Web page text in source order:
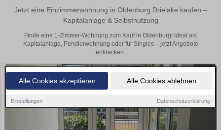
Alle Cookies akzeptieren Alle Cookies ablehnen
Einstellungen Datenschutzerklärung
Jetzt eine Einzimmerwohnung in Oldenburg Drielake kaufen –
Kapitalanlage & Selbstnutzung
Finde eine 1-Zimmer-Wohnung zum Kauf in Oldenburg! Ideal als
Kapitalanlage, Pendlerwohnung oder für Singles – jetzt Angebote
entdecken.